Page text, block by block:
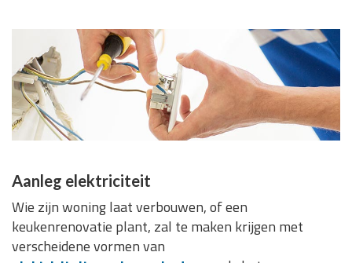
Aanleg elektriciteit
Wie zijn woning laat verbouwen, of een
keukenrenovatie plant, zal te maken krijgen met
verscheidene vormen van